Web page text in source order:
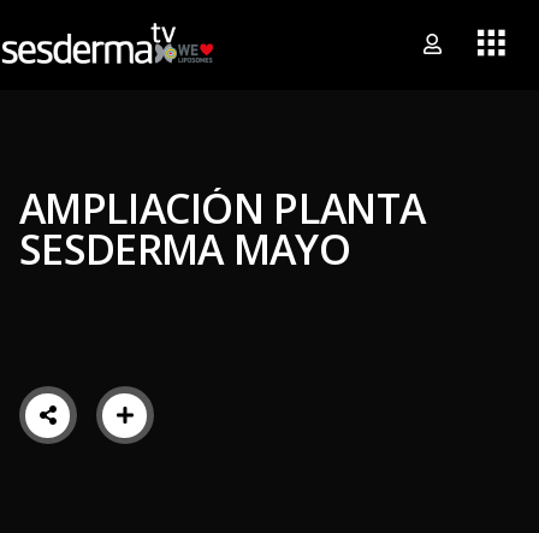
AMPLIACIÓN PLANTA
SESDERMA MAYO